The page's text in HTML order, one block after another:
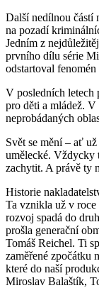
Další nedílnou částí
na pozadí
Jedním z
prvního dílu série
odstartoval
V posledních letech
pro děti a mládež. V
neprobádaných
Svět se mění – ať
umělecké. Vždycky
zachytit. A právě ty
Historie
Ta vznikla už v
rozvoj spadá do
prošla generační
Tomáš Reichel. Ti
zaměřené zpočátku
které do naší
Miroslav Balaštík,